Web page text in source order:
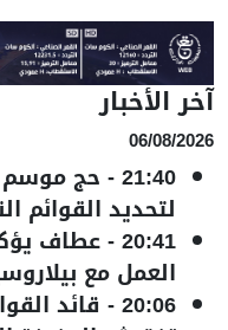
آخر الأخبار
06/08/2026
21:40
-
لتحديد القوائم
20:41
-عطاف
العمل مع
20:06
- قائد